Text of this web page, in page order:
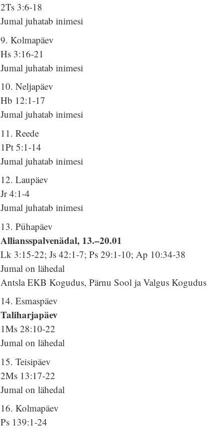
2Ts 3:6-18
Jumal juhatab inimesi
9. Kolmapäev
Hs 3:16-21
Jumal juhatab inimesi
10. Neljapäev
Hb 12:1-17
Jumal juhatab inimesi
11. Reede
1Pt 5:1-14
Jumal juhatab inimesi
12. Laupäev
Jr 4:1-4
Jumal juhatab inimesi
13. Pühapäev
Alliansspalvenädal, 13.–20.01
Lk 3:15-22; Js 42:1-7; Ps 29:1-10; Ap 10:34-38
Jumal on lähedal
Antsla EKB Kogudus, Pärnu Sool ja Valgus Kogudus
14. Esmaspäev
Taliharjapäev
1Ms 28:10-22
Jumal on lähedal
15. Teisipäev
2Ms 13:17-22
Jumal on lähedal
16. Kolmapäev
Ps 139:1-24